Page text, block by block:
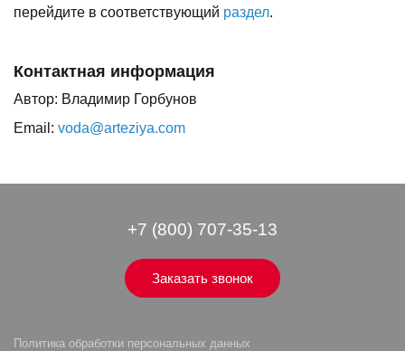
перейдите в соответствующий раздел.
Контактная информация
Автор: Владимир Горбунов
Email: voda@arteziya.com
+7 (800) 707-35-13
Заказать звонок
Политика обработки персональных данных